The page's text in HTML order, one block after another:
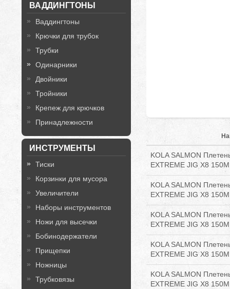
ВАДДИНГТОНЫ
Ваддингтоны
Крючки для трубок
Трубки
Одинарники
Двойники
Тройники
Крепеж для крючков
Принадлежности
ИНСТРУМЕНТЫ
Тиски
Корзинки для мусора
Увеличители
Наборы инструментов
Ножи для высечки
Бобинодержатели
Прищепки
Ножницы
Трубковязы
KOLA SALMON
EXTREME JIG X8
KOLA SALMON
EXTREME JIG X8
KOLA SALMON
EXTREME JIG X8
KOLA SALMON
EXTREME JIG X8
KOLA SALMON
EXTREME JIG X8